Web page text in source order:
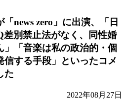
news zero」に出演、「日
別禁止法がなく、同性婚
」「音楽は私の政治的・個
信する手段」といったコメ
た
2022年08月27日